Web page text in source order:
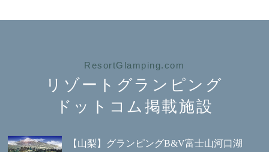
ResortGlamping.com
リゾートグランピング
ドットコム掲載施設
【山梨】グランピングB&V富士山河口湖